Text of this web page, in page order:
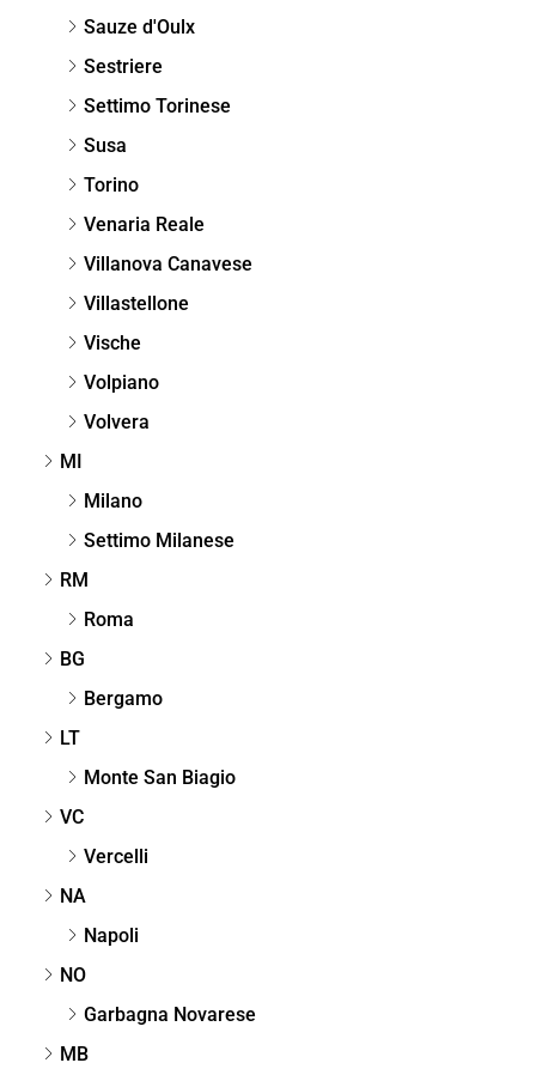
Sauze d'Oulx
Sestriere
Settimo Torinese
Susa
Torino
Venaria Reale
Villanova Canavese
Villastellone
Vische
Volpiano
Volvera
MI
Milano
Settimo Milanese
RM
Roma
BG
Bergamo
LT
Monte San Biagio
VC
Vercelli
NA
Napoli
NO
Garbagna Novarese
MB